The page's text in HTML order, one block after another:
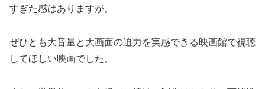
すぎた感はありますが。
ぜひとも大音量と大画面の迫力を実感できる映画館で視聴
してほしい映画でした。